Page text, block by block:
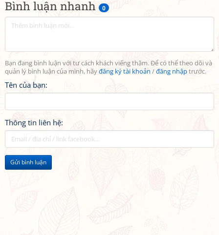
Bình luận nhanh 0
Bạn đang bình luận với tư cách khách viếng thăm. Để có thể theo dõi và
quản lý bình luận của mình, hãyđăng ký tài khoản /đăng nhậptrước.
Tên của bạn:
Thông tin liên hệ:
Gửi bình luận